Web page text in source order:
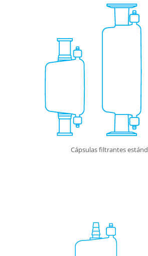
Cápsulas filtrantes